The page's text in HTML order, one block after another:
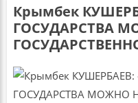
Крымбек
ГОСУДАРСТВА